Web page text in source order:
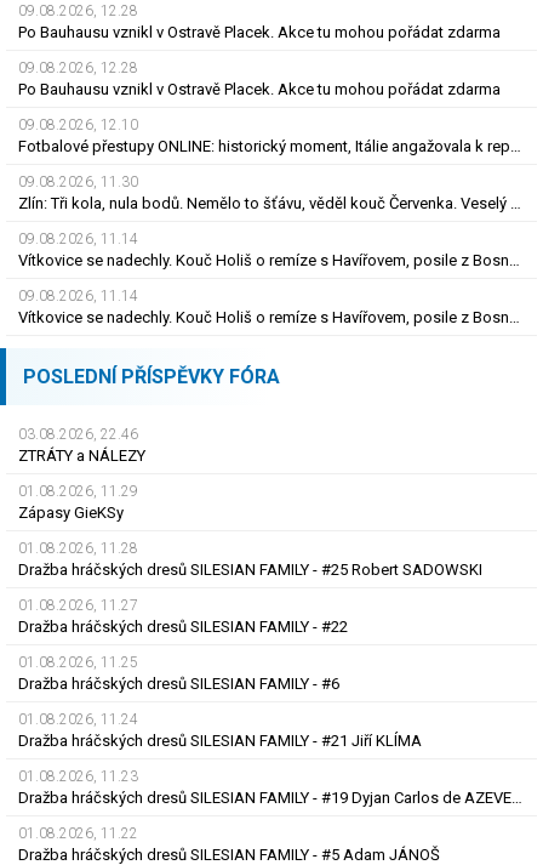
09.08.2026, 12.28
Po Bauhausu vznikl v Ostravě Placek. Akce tu mohou pořádat zdarma
09.08.2026, 12.28
Po Bauhausu vznikl v Ostravě Placek. Akce tu mohou pořádat zdarma
09.08.2026, 12.10
09.08.2026, 11.30
09.08.2026, 11.14
09.08.2026, 11.14
POSLEDNÍ PŘÍSPĚVKY FÓRA
03.08.2026, 22.46
ZTRÁTY a NÁLEZY
01.08.2026, 11.29
Zápasy GieKSy
01.08.2026, 11.28
Dražba hráčských dresů SILESIAN FAMILY - #25 Robert SADOWSKI
01.08.2026, 11.27
Dražba hráčských dresů SILESIAN FAMILY - #22
01.08.2026, 11.25
Dražba hráčských dresů SILESIAN FAMILY - #6
01.08.2026, 11.24
Dražba hráčských dresů SILESIAN FAMILY - #21 Jiří KLÍMA
01.08.2026, 11.23
01.08.2026, 11.22
Dražba hráčských dresů SILESIAN FAMILY - #5 Adam JÁNOŠ